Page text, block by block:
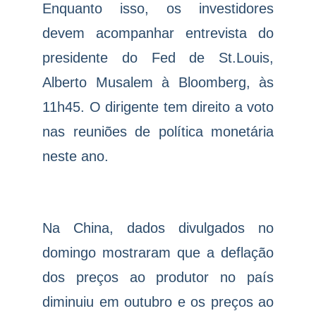
Enquanto isso, os investidores
devem acompanhar entrevista do
presidente do Fed de St.Louis,
Alberto Musalem à Bloomberg, às
11h45. O dirigente tem direito a voto
nas reuniões de política monetária
neste ano.
Na China, dados divulgados no
domingo mostraram que a deflação
dos preços ao produtor no país
diminuiu em outubro e os preços ao